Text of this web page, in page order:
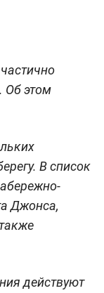
Об этом
В список
Джонса,
действуют